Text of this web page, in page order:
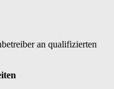
an qualifizierten